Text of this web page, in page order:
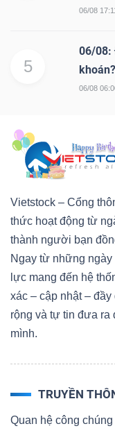
06/08
5
06/08:
khoán?
06/08
Vietstock – Cổng
thức hoạt động từ
thành người bạn
Ngay từ những
lực mang đến hệ
xác – cập nhật –
rộng và tự tin đưa ra
mình.
TRUYỀN
Quan hệ công